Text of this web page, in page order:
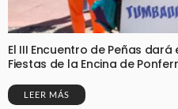
El III Encuentro de Peñas
Fiestas de la Encina de
LEER MÁS